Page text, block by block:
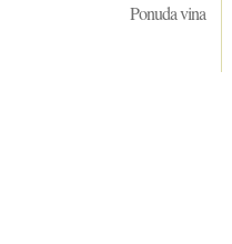
Ponuda vina